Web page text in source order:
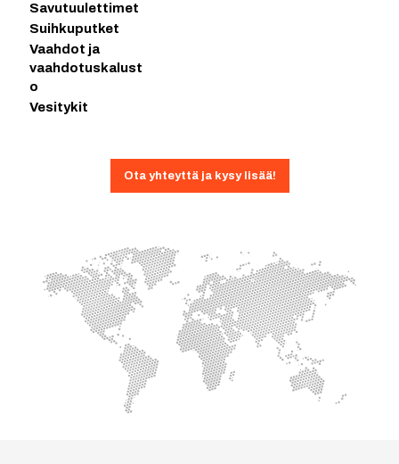
Savutuulettimet
Suihkuputket
Vaahdot ja
vaahdotuskalust
o
Vesitykit
Ota yhteyttä ja kysy lisää!